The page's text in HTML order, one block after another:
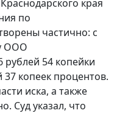
края
по
частично: с
ООО
рублей 54 копейки
37 копеек процентов.
иска, а также
Суд указал, что